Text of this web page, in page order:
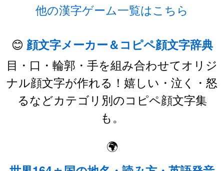
他の漢字ゲーム一覧はこちら
😊 顔文字メーカー＆コピペ顔文字辞典
目・口・輪郭・手を組み合わせてオリジ
ナル顔文字が作れる！嬉しい・泣く・怒
るなどカテゴリ別のコピペ顔文字集
も。
🌍